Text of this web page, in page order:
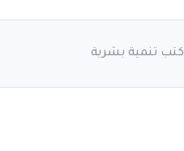
كتب تنمية بشرية